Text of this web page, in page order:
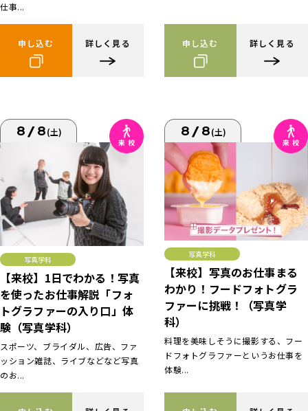
仕事...
申し込む 詳しく見る 申し込む 詳しく見る
8/8(土)
写真学科
【来校】1日でわかる！写真
を使ったお仕事解説「フォ
トグラファーの入り口」体
験（写真学科）
スポーツ、ブライダル、広告、ファ
ッション雑誌、ライブなどなど写真
のお...
8/8(土)
写真学科
【来校】写真のお仕事まる
わかり！フードフォトグラ
ファーに挑戦！（写真学
科）
料理を美味しそうに撮影する、フー
ドフォトグラファーというお仕事を
体験...